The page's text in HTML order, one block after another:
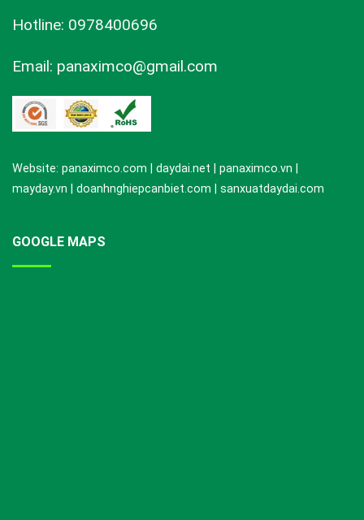
Hotline: 0978400696
Email: panaximco@gmail.com
Website: panaximco.com | daydai.net | panaximco.vn |
mayday.vn | doanhnghiepcanbiet.com | sanxuatdaydai.com
GOOGLE MAPS